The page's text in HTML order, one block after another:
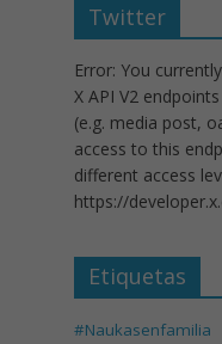
Twitter
Error: You
X API V2
(e.g. media post,
access to this
different access
https://
Etiquetas
#Naukasenfamilia